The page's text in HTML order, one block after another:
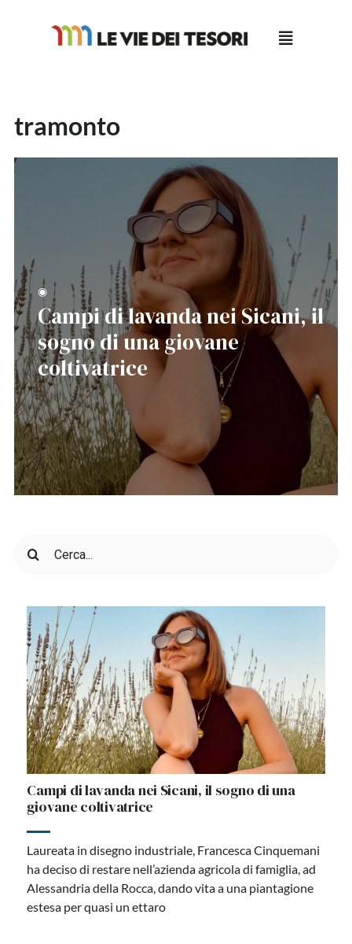
tramonto
◉
Campi di lavanda nei Sicani, il
sogno di una giovane
coltivatrice
per:
Campi di lavanda nei Sicani, il sogno di una
giovane coltivatrice
Laureata in disegno industriale, Francesca Cinquemani
ha deciso di restare nell’azienda agricola di famiglia, ad
Alessandria della Rocca, dando vita a una piantagione
estesa per quasi un ettaro